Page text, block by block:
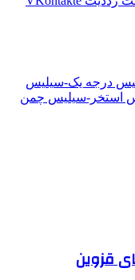
درجه یک-سیلیس
استخر-سیلیس چمن
قزوین